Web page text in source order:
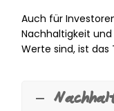
Auch für
Nachhaltigkeit
Werte sind, ist das